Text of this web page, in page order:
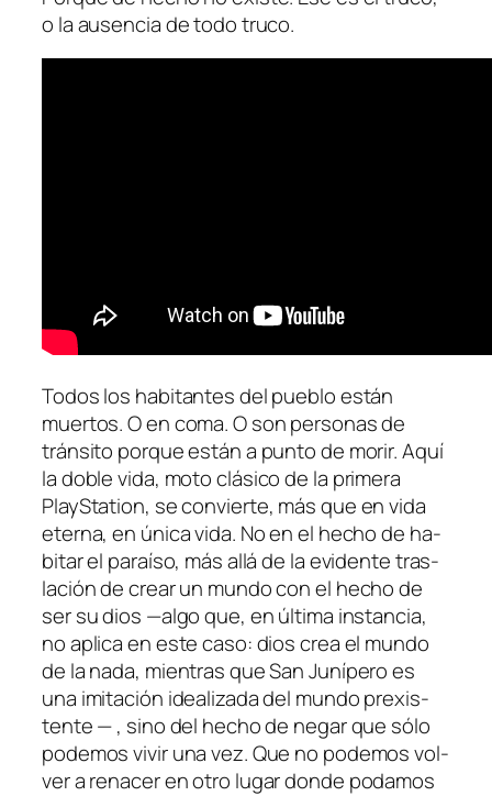
o la au­sen­cia de to­do truco.
Todos los ha­bi­tan­tes del pue­blo es­tán
muer­tos. O en co­ma. O son per­so­nas de
trán­si­to por­que es­tán a pun­to de mo­rir. Aquí
la do­ble vi­da, mo­toclá­si­co de la pri­me­ra
PlayStation, se con­vier­te, más que en vi­da
eter­na, en úni­ca vi­da. No en el he­cho de ha­
bi­tar el pa­raí­so, más allá de la evi­den­te tras­
la­ción de crear un mun­do con el he­cho de
ser su dios —al­go que, en úl­ti­ma ins­tan­cia,
no apli­ca en es­te ca­so: dios crea el mun­do
de la na­da, mien­tras que San Junípero es
una imi­ta­ción idea­li­za­da del mun­do pre­xis­
ten­te — , sino del he­cho de ne­gar que só­lo
po­de­mos vi­vir una vez. Que no po­de­mos vol­
ver are­na­ceren otro lu­gar don­de po­da­mos